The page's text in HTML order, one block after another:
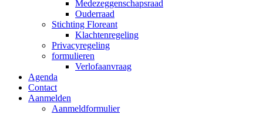
Medezeggenschapsraad
Ouderraad
Stichting Floreant
Klachtenregeling
Privacyregeling
formulieren
Verlofaanvraag
Agenda
Contact
Aanmelden
Aanmeldformulier